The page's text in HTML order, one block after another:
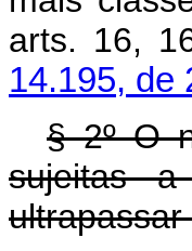
arts. 16,
14.195, de
§ 2º O
sujeitas